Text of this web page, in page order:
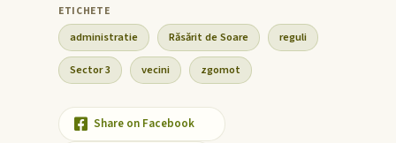
administratie Răsărit de Soare reguli
Sector 3 vecini zgomot
Share on Facebook